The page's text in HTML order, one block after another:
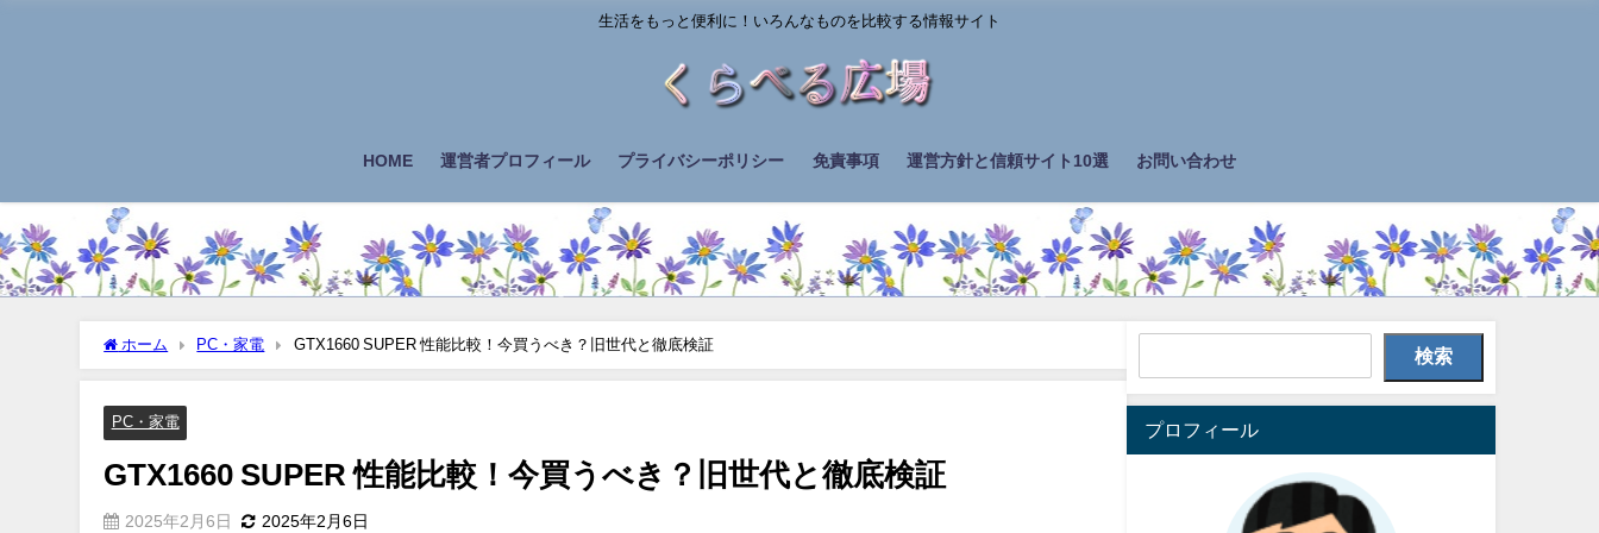
生活をもっと便利に！いろんなものを比較する情報サイト
HOME 運営者プロフィール プライバシーポリシー 免責事項 運営方針と信頼サイト10選 お問い合わせ
ホーム PC・家電 GTX1660 SUPER 性能比較！今買うべき？旧世代と徹底検証
PC・家電
GTX1660 SUPER 性能比較！今買うべき？旧世代と徹底検証
2025年2月6日 2025年2月6日
検索
プロフィール